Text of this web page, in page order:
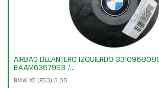
AIRBAG DELANTERO IZQUIERDO
BAAM6367953 /...
BMW X5 (E53) 3.0D